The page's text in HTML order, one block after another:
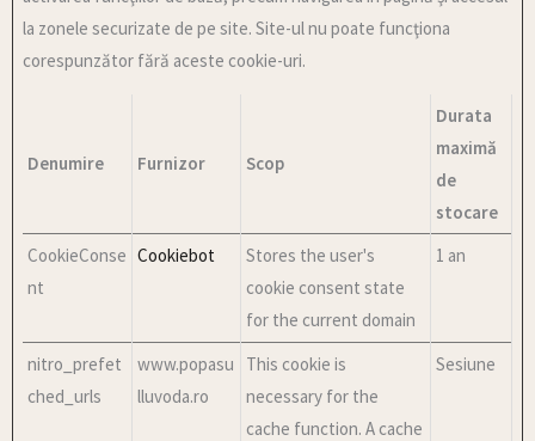
la zonele securizate de pe site. Site-ul nu poate funcţiona
corespunzător fără aceste cookie-uri.
Denumire Furnizor Scop
Durata
maximă
de
stocare
CookieConse
nt
Cookiebot
Stores the user's
cookie consent state
for the current domain
1 an
nitro_prefet
ched_urls
www.popasu
lluvoda.ro
This cookie is
necessary for the
cache function. A cache
Sesiune